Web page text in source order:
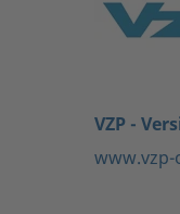
VZP -
www.vzp-